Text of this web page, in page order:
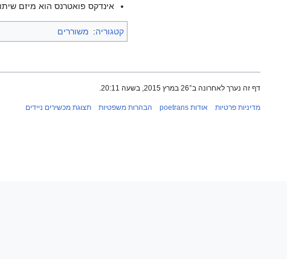
אינדקס פואטרנס הוא מיזם
קטגוריה: משוררים
דף זה נערך לאחרונה ב־26 במרץ 2015, בשעה 20:11.
מדיניות פרטיות אודות poetrans הבהרות משפטיות תצוגת מכשירים ניידים